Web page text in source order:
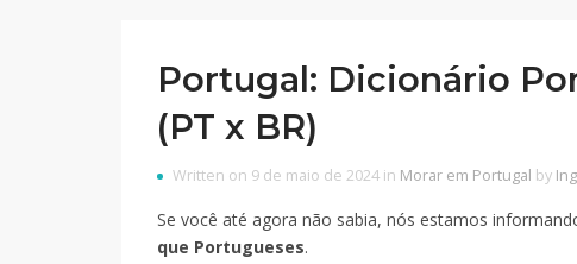
Portugal: Dicionário
(PT x BR)
Written on 9 de maio de 2024 in Morar em Portugal by
Se você até agora não sabia, nós estamos
que Portugueses.